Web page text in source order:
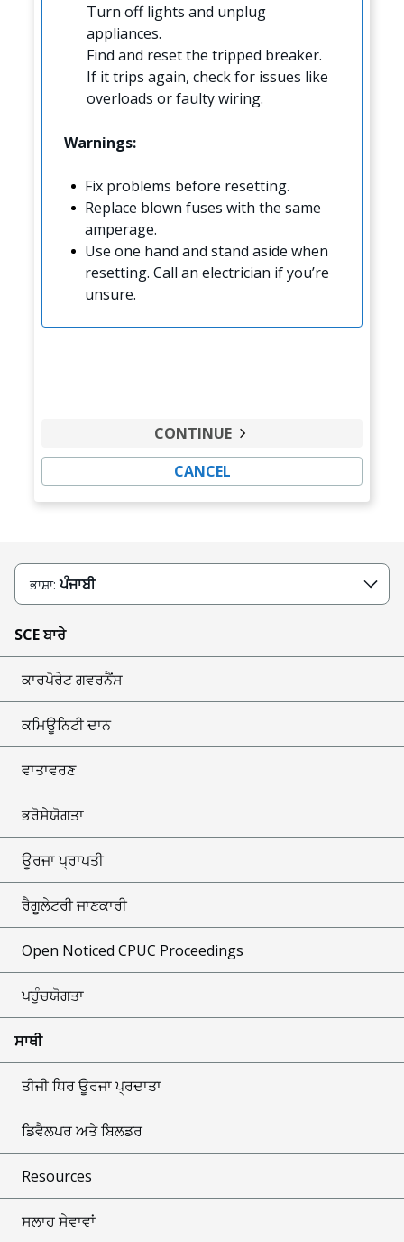
Turn off lights and unplug
appliances.
Find and reset the tripped breaker.
If it trips again, check for issues like
overloads or faulty wiring.
Warnings:
Fix problems before resetting.
Replace blown fuses with the same
amperage.
Use one hand and stand aside when
resetting. Call an electrician if you’re
unsure.
CANCEL
CONTINUE
ਭਾਸ਼ਾ:ਪੰਜਾਬੀ
SCE ਬਾਰੇ
ਕਾਰਪੋਰੇਟ ਗਵਰਨੈਂਸ
ਕਮਿਊਨਿਟੀ ਦਾਨ
ਵਾਤਾਵਰਣ
ਭਰੋਸੇਯੋਗਤਾ
ਊਰਜਾ ਪ੍ਰਾਪਤੀ
ਰੈਗੂਲੇਟਰੀ ਜਾਣਕਾਰੀ
Open Noticed CPUC Proceedings
ਪਹੁੰਚਯੋਗਤਾ
ਸਾਥੀ
ਤੀਜੀ ਧਿਰ ਊਰਜਾ ਪ੍ਰਦਾਤਾ
ਡਿਵੈਲਪਰ ਅਤੇ ਬਿਲਡਰ
Resources
ਸਲਾਹ ਸੇਵਾਵਾਂ